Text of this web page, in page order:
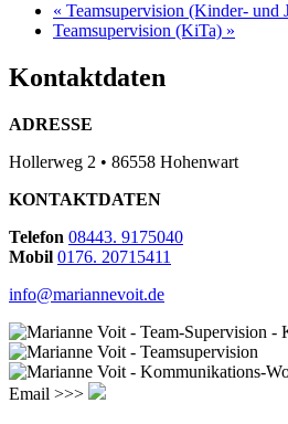
« Teamsupervision (Kinder- und
Teamsupervision (KiTa) »
Kontaktdaten
ADRESSE
Hollerweg 2 • 86558 Hohenwart
KONTAKTDATEN
Telefon 08443. 9175040
Mobil 0176. 20715411
info@mariannevoit.de
Email >>>